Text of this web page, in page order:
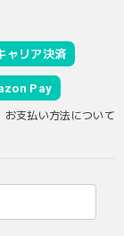
ャリア決済
Pay
お支払い方法について